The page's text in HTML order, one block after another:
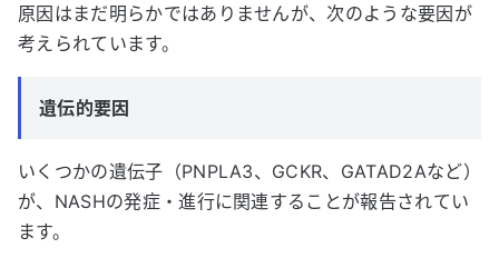
原因はまだ明らかではありませんが、次のような要因が
考えられています。
遺伝的要因
いくつかの遺伝子（PNPLA3、GCKR、GATAD2Aなど）
が、NASHの発症・進行に関連することが報告されてい
ます。